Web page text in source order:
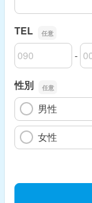
TEL
TELの市外局番
-
TELの市内局番
TELの加入者番号
性別
男性
女性